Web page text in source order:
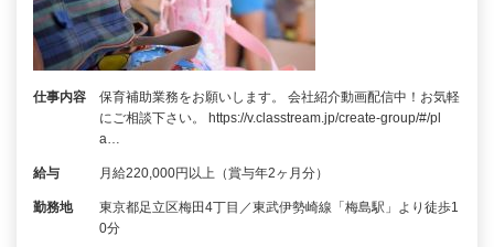
仕事内容
保育補助業務をお願いします。 会社紹介動画配信中！お気軽
にご相談下さい。 https://v.classtream.jp/create-group/#/pl
a…
給与 月給220,000円以上（賞与年2ヶ月分）
勤務地
東京都足立区梅田4丁目／東武伊勢崎線「梅島駅」より徒歩1
0分